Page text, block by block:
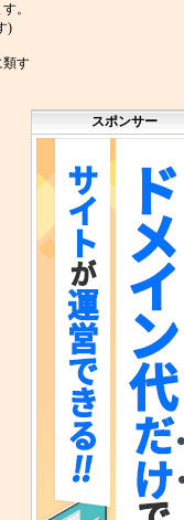
。
)
類す
スポンサー